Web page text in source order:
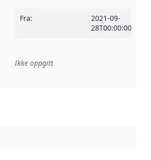
Fra:
2021-09-
28T00:00:00Z
Referanse til en implementasjonsregel
Ikke oppgitt